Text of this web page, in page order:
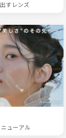
すレンズ
ューアル